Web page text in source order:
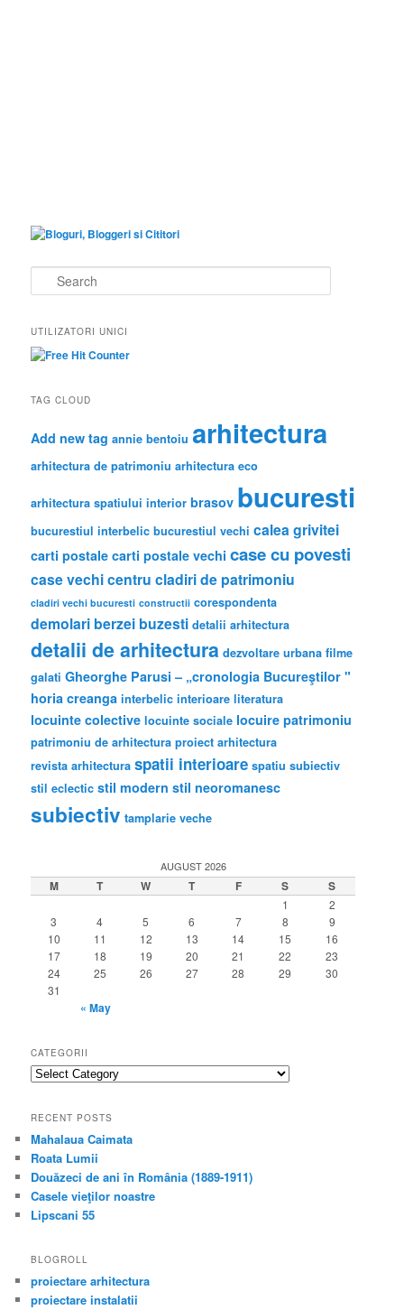
e
r
c
h
UTILIZATORI UNICI
TAG CLOUD
Add new tag annie bentoiu arhitectura
arhitectura de patrimoniu arhitectura eco
arhitectura spatiului interior brasov bucuresti
bucurestiul interbelic bucurestiul vechi calea grivitei
carti postale carti postale vechi case cu povesti
case vechicentru cladiri de patrimoniu
cladiri vechi bucuresti constructii corespondenta
demolari berzei buzesti detalii arhitectura
detalii de arhitectura dezvoltare urbana filme
galati Gheorghe Parusi – „cronologia Bucureştilor "
horia creanga interbelic interioare literatura
locuinte colective locuinte sociale locuire patrimoniu
patrimoniu de arhitectura proiect arhitectura
revista arhitectura spatii interioare spatiu subiectiv
stil eclectic stil modern stil neoromanesc
subiectiv tamplarie veche
AUGUST 2026
M T W T F S S
1
2
3
4 5 6 7 8
9
10
11 12 13 14 15
16
17
18 19 20 21 22
23
24
25 26 27 28 29
30
31
« May
CATEGORII
categorii
RECENT POSTS
Mahalaua Caimata
Roata Lumii
Douăzeci de ani în România (1889-1911)
Casele vieţilor noastre
Lipscani 55
BLOGROLL
proiectare arhitectura
proiectare instalatii